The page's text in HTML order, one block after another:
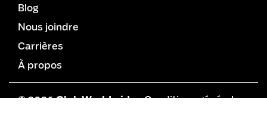
Blog
Nous joindre
Carrières
À propos
© 2026Glob Worldwide•Conditions générales